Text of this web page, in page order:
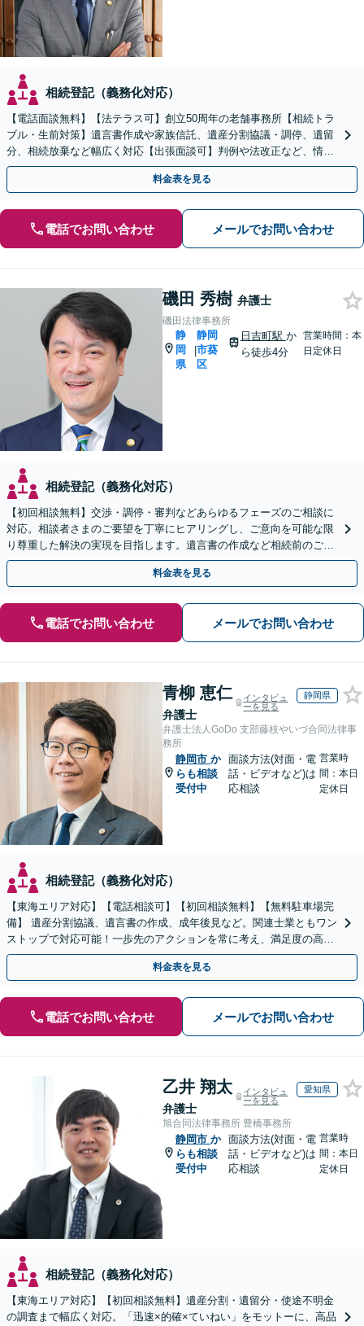
相続登記（義務化対応）
【電話面談無料】【法テラス可】創立50周年の老舗事務所【相続トラ
ブル・生前対策】遺言書作成や家族信託、遺産分割協議・調停、遺留
分、相続放棄など幅広く対応【出張面談可】判例や法改正など、情報
を収集し、適切な解決策を提案【静岡駅10分】
料金表を見る
電話でお問い合わせ メールでお問い合わせ
磯田 秀樹 弁護士
磯田法律事務所
静
岡
県
|
静岡
市葵
区
日吉町駅 か
ら徒歩4分
営業時間：本
日定休日
相続登記（義務化対応）
【初回相談無料】交渉・調停・審判などあらゆるフェーズのご相談に
対応。相談者さまのご要望を丁寧にヒアリングし、ご意向を可能な限
り尊重した解決の実現を目指します。遺言書の作成など相続前のご相
談もお任せください【完全個室で対応】
料金表を見る
電話でお問い合わせ メールでお問い合わせ
青柳 恵仁
弁護士
インタビュ
ーを見る
静岡県
弁護士法人GoDo 支部藤枝やいづ合同法律事
務所
静岡市 か
らも相談
受付中
面談方法(対面・電
話・ビデオなど)は
応相談
営業時
間：本日
定休日
相続登記（義務化対応）
【東海エリア対応】【電話相談可】【初回相談無料】【無料駐車場完
備】 遺産分割協議、遺言書の作成、成年後見など。関連士業ともワン
ストップで対応可能！一歩先のアクションを常に考え、満足度の高い
解決を目指します
料金表を見る
電話でお問い合わせ メールでお問い合わせ
乙井 翔太
弁護士
インタビュ
ーを見る
愛知県
旭合同法律事務所 豊橋事務所
静岡市 か
らも相談
受付中
面談方法(対面・電
話・ビデオなど)は
応相談
営業時
間：本日
定休日
相続登記（義務化対応）
【東海エリア対応】【初回相談無料】遺産分割・遺留分・使途不明金
の調査まで幅広く対応。「迅速×的確×ていねい」をモットーに、高品